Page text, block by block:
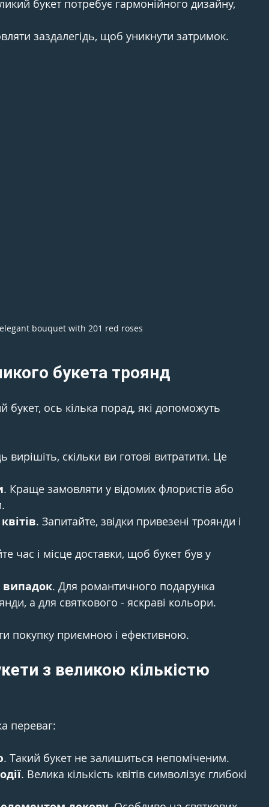
букет потребує гармонійного дизайну,
заздалегідь, щоб уникнути затримок.
bouquet with 201 red roses
букета троянд
ось кілька порад, які допоможуть
вирішіть, скільки ви готові витратити. Це
. Краще замовляти у відомих флористів або
. Запитайте, звідки привезені троянди і
час і місце доставки, щоб букет був у
випадок. Для романтичного подарунка
а для святкового - яскраві кольори.
покупку приємною і ефективною.
з великою кількістю
переваг:
. Такий букет не залишиться непоміченим.
. Велика кількість квітів символізує глибокі